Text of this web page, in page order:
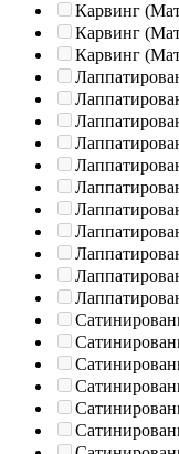
Карвинг
Карвинг
Карвинг